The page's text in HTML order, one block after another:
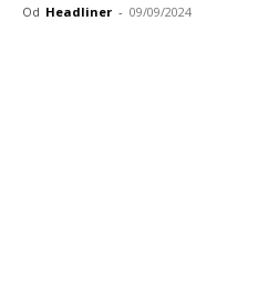
Od Headliner - 09/09/2024